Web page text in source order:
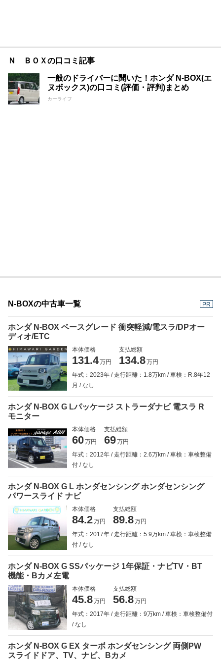
Ｎ ＢＯＸの口コミ記事
一般のドライバーに聞いた！ホンダ N-BOX(エ
ヌボックス)の口コミ(評価・評判)まとめ
カーライフ
N-BOXの中古車一覧 PR
ホンダ N-BOX ベースグレード 衝突軽減/電スラ/DPオー
ディオ/ETC
本体価格
131.4万円
支払総額
134.8万円
年式：2023年
走行距離：1.8万km
車検：R.8年12
月
なし
ホンダ N-BOX G Lパッケージ ストラーダナビ 電スラ R
モニター
本体価格
60万円
支払総額
69万円
年式：2012年
走行距離：2.6万km
車検：車検整備
付
なし
ホンダ N-BOX G L ホンダセンシング ホンダセンシング
パワースライド ナビ
本体価格
84.2万円
支払総額
89.8万円
年式：2017年
走行距離：5.9万km
車検：車検整備
付
なし
ホンダ N-BOX G SSパッケージ 1年保証・ナビTV・BT
機能・Bカメ左電
本体価格
45.8万円
支払総額
56.8万円
年式：2017年
走行距離：9万km
車検：車検整備付
なし
ホンダ N-BOX G EX ターボ ホンダセンシング 両側PW
スライドドア、TV、ナビ、Bカメ